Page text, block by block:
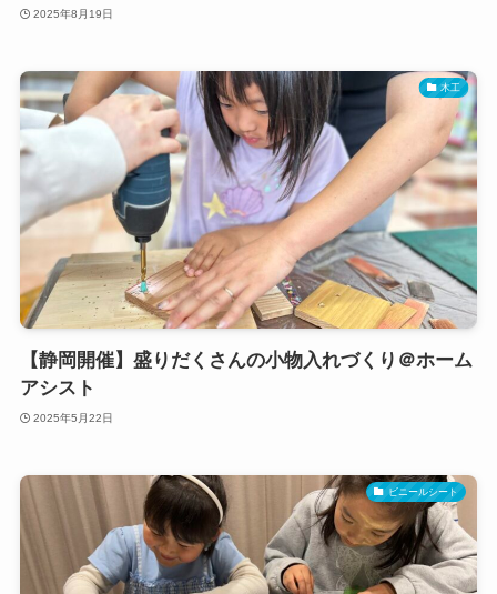
2025年8月19日
木工
【静岡開催】盛りだくさんの小物入れづくり＠ホーム
アシスト
2025年5月22日
ビニールシート